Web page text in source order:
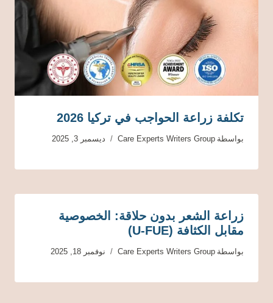
تكلفة زراعة الحواجب في تركيا 2026
بواسطة Care Experts Writers Group ديسمبر 3, 2025
زراعة الشعر بدون حلاقة: الخصوصية
مقابل الكثافة (U-FUE)
بواسطة Care Experts Writers Group نوفمبر 18, 2025